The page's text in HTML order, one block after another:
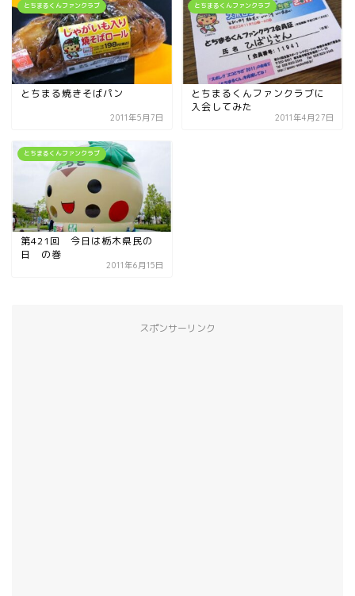
とちまるくんファンクラブ
とちまる焼きそばパン
2011年5月7日
とちまるくんファンクラブ
とちまるくんファンクラブに
入会してみた
2011年4月27日
とちまるくんファンクラブ
第421回 今日は栃木県民の
日 の巻
2011年6月15日
スポンサーリンク